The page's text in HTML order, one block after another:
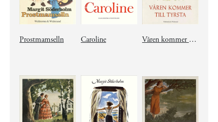
Prostmamselln Caroline Våren kommer till Tyrsta